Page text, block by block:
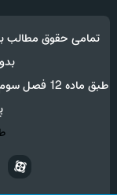
تمامی حقوق مطالب
طبق ماده